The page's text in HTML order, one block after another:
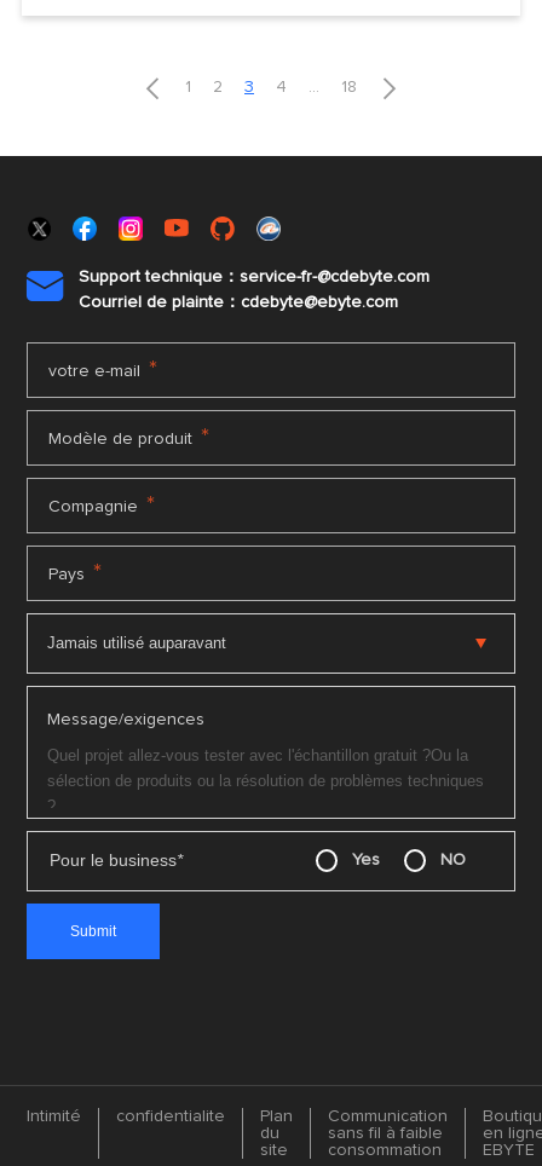
 1 2 3 4 ... 18 

Support technique：service-fr-@cdebyte.com
Courriel de plainte：cdebyte@ebyte.com
votre e-mail *
Modèle de produit *
Compagnie *
Pays *
Message/exigences
Pour le business* Yes NO
Intimité confidentialite
Plan
du
site
Communication
sans fil à faible
consommation
en
EBYTE